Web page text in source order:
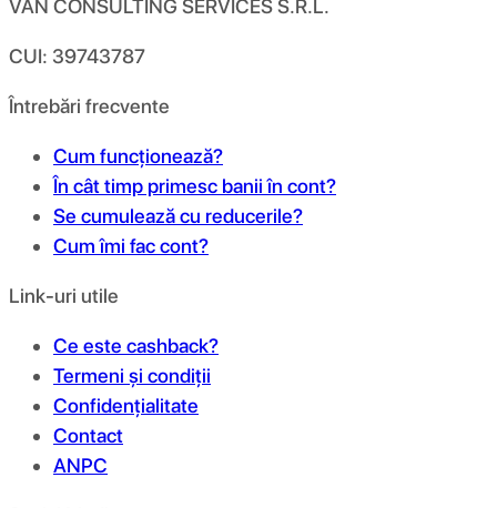
VAN CONSULTING SERVICES S.R.L.
CUI: 39743787
Întrebări frecvente
Cum funcționează?
În cât timp primesc banii în cont?
Se cumulează cu reducerile?
Cum îmi fac cont?
Link-uri utile
Ce este cashback?
Termeni și condiții
Confidențialitate
Contact
ANPC